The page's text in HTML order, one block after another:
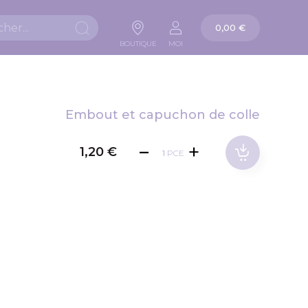
BOUTIQUE
Chercher MOI
Panier
0,00 €
Embout et capuchon de colle
1,20 € PCE